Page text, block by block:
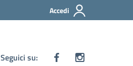
Accedi
Seguici su: